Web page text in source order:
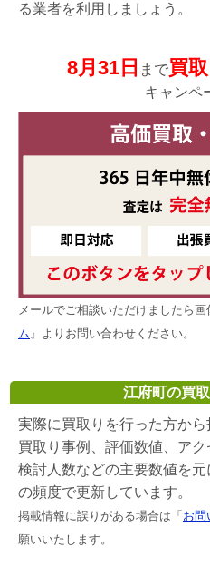
る業者を利用しましょう。
8月31日 まで買
キャンペ
メールでご相談いただけましたら
ム 』よりお問い合わせください。
江府町の買
実際に買取りを行った方か
買取り事例、評価数値、ア
検討人数などの主要数値を
の頻度で更新しています。
掲載情報に誤りがある場合は「 お問
願いいたします。